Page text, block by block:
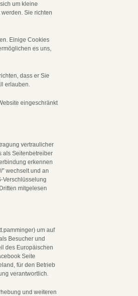
um kleine
Sie richten
Einige Cookies
es uns,
dass er Sie
erlauben.
eingeschränkt
vertraulicher
als Seitenbetreiber
erkennen
” wechselt und an
Verschlüsselung
mitgelesen
um auf
Besucher und
des Europäischen
Seite
für den Betrieb
verantwortlich.
und weiteren